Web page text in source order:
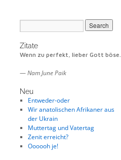
Zitate
Wenn zu perfekt, lieber Gott böse.
—Nam June Paik
Neu
Entweder-oder
Wir anatolischen Afrikaner aus
der Ukrain
Muttertag und Vatertag
Zenit erreicht?
Oooooh je!